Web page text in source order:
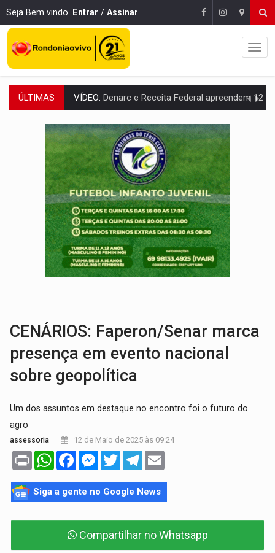
Seja Bem vindo. Entrar / Assinar
ÚLTIMAS OPERAÇÃO DA PC:Membros do CV são presos com armas e drogas após
ENTRADA GRATUITA:Espetáculo As Marias Somos Nós será
VÍDEO: Três são presos após furto de motocicleta em frente
CELEBRAÇÃO:Cerejeiras completa 43 anos de emancipação com
SAÚDE:Anvisa desmente boato sobre presença de plástico ou
VÍDEO:Pitbulls fogem de residência e atacam casal de idosos
AÇÃO CONJUNTA:Forças policiais apreendem cerca de 1kg de
PF ESTÁ APURANDO:Flávio Bolsonaro escolhe Alfredo Gaspar como vice, alvo de
CENÁRIOS: Faperon/Senar marca
presença em evento nacional
sobre geopolítica
Um dos assuntos em destaque no encontro foi o futuro do
agro
assessoria 12 de Maio de 2025 às 09:24
Print WhatsAppFacebookMessenger
TwitterTelegram
Siga a gente no Google News
Compartilhar no Whatsapp